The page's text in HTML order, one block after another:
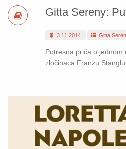
Gitta Sereny:
3.11.2014 Gitta
Potresna priča o jednom
zločinaca Franzu